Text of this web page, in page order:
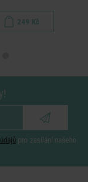
249 Kč
pro zasílání našeho